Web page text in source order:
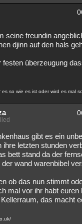
seine freundin
djinn auf den hals
festen überzeugung
so wie es ist oder wird es mal
gibt es ein
ihre letzten stunden
bett stand da der
wand warenbibel
ob das nun stimmt
mal vor ihr habt euren
das macht